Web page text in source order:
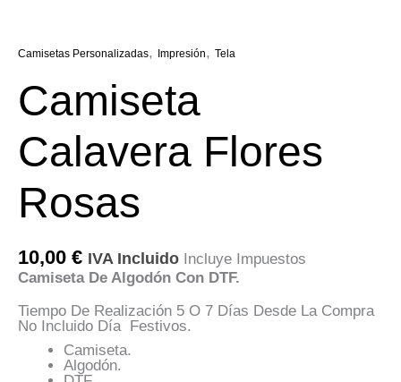
Camisetas Personalizadas, Impresión, Tela
Camiseta
Calavera Flores
Rosas
10,00 € IVA Incluido Incluye Impuestos
Camiseta De Algodón Con DTF.
Tiempo De Realización 5 O 7 Días Desde La Compra
No Incluido Día Festivos.
Camiseta.
Algodón.